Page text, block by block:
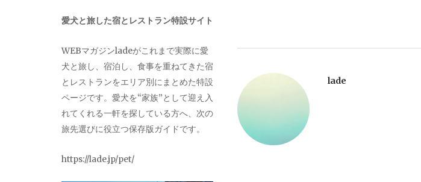
ゲ
ー
シ
lade
愛犬と旅した宿とレストラン特設サイト
WEBマガジンladeがこれまで実際に愛
犬と旅し、宿泊し、食事を重ねてきた宿
とレストランをエリア別にまとめた特設
ページです。愛犬を“家族”として迎え入
れてくれる一軒を探している方へ、次の
旅先選びに役立つ保存版ガイドです。
https://lade.jp/pet/